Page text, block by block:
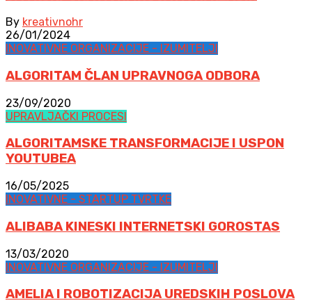
By kreativnohr
26/01/2024
INOVATIVNE ORGANIZACIJE - IZUMITELJI
ALGORITAM ČLAN UPRAVNOGA ODBORA
23/09/2020
UPRAVLJAČKI PROCESI
ALGORITAMSKE TRANSFORMACIJE I USPON
YOUTUBEA
16/05/2025
INOVATIVNE - STARTUP TVRTKE
ALIBABA KINESKI INTERNETSKI GOROSTAS
13/03/2020
INOVATIVNE ORGANIZACIJE - IZUMITELJI
AMELIA I ROBOTIZACIJA UREDSKIH POSLOVA